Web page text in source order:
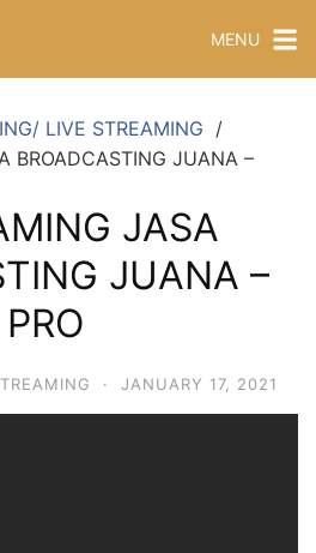
MENU
LIVE STREAMING
BROADCASTING JUANA –
JASA
JUANA –
· JANUARY 17, 2021